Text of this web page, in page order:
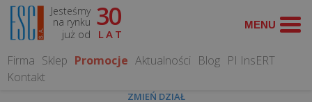
Jesteśmy
na rynku
już od
30
LAT
Firma Sklep Promocje Aktualności Blog PI InsERT
Kontakt
ZMIEŃ DZIAŁ
WYSZUKAJ